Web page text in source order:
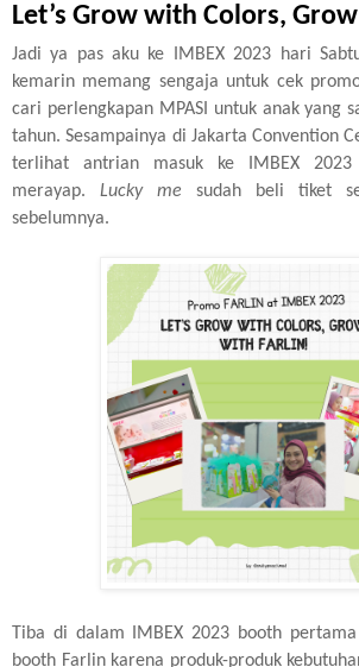
Let’s Grow with Colors,
Jadi ya pas aku ke IMBEX 2023 hari
kemarin memang sengaja untuk cek
cari perlengkapan MPASI untuk anak yang
tahun. Sesampainya di Jakarta Convention
terlihat antrian masuk ke IMBEX
merayap. Lucky me sudah beli tiket
sebelumnya.
Tiba di dalam IMBEX 2023 booth
booth Farlin karena produk-produk